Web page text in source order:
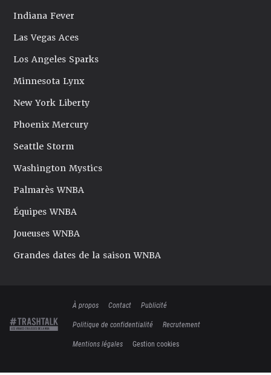
Indiana Fever
Las Vegas Aces
Los Angeles Sparks
Minnesota Lynx
New York Liberty
Phoenix Mercury
Seattle Storm
Washington Mystics
Palmarès WNBA
Équipes WNBA
Joueuses WNBA
Grandes dates de la saison WNBA
À propos Contact
Publicité
Politique de confidentialité
Recrutement
Mentions légales
Gestion cookies